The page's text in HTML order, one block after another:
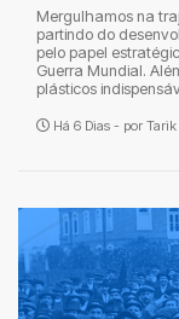
Mergulhamos na
partindo do
pelo papel
Guerra Mundial.
plásticos
Há 6 Dias - por Tarik